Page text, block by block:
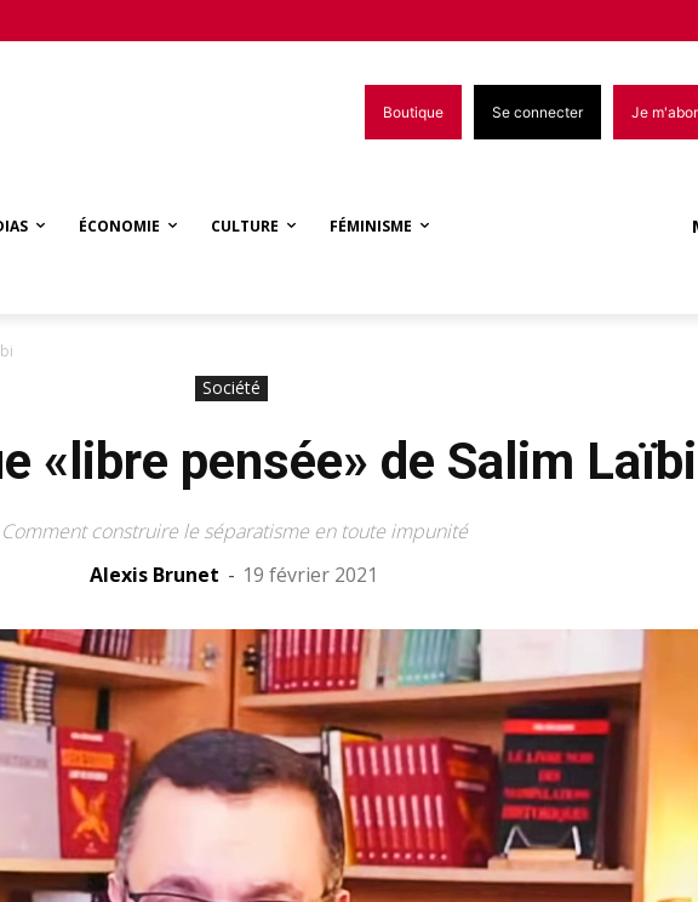
Boutique Se connecter Je
ÉCONOMIE CULTURE FÉMINISME
Société
«libre pensée» de Salim Laïbi
Comment construire le séparatisme en toute impunité
Alexis Brunet - 19 février 2021